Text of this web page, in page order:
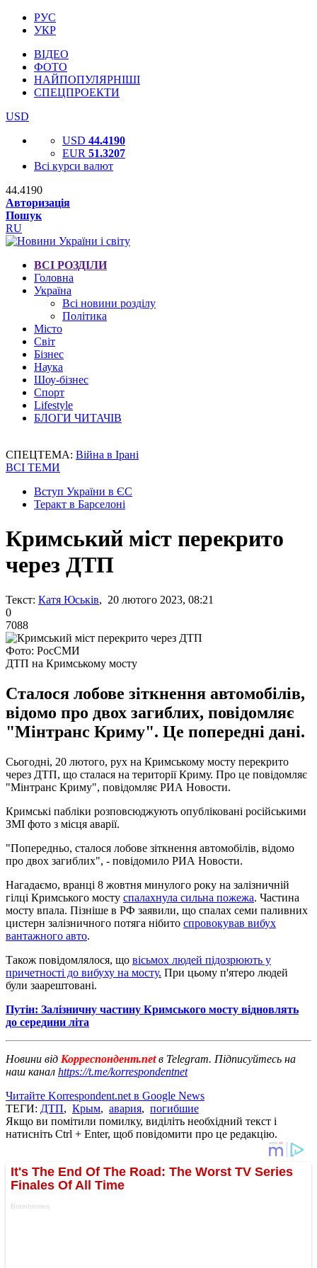
РУС
УКР
ВІДЕО
ФОТО
НАЙПОПУЛЯРНІШІ
СПЕЦПРОЕКТИ
USD
USD 44.4190
EUR 51.3207
Всі курси валют
44.4190
Авторизація
Пошук
RU
ВСІ РОЗДІЛИ
Головна
Україна
Всі новини розділу
Політика
Місто
Світ
Бізнес
Наука
Шоу-бізнес
Спорт
Lifestyle
БЛОГИ ЧИТАЧІВ
СПЕЦТЕМА: Війна в Ірані
ВСІ ТЕМИ
Вступ України в ЄС
Теракт в Барселоні
Кримський міст перекрито
через ДТП
Текст: Катя Юськів, 20 лютого 2023, 08:21
0
7088
Фото: РосСМИ
ДТП на Кримському мосту
Сталося лобове зіткнення автомобілів,
відомо про двох загиблих, повідомляє
"Мінтранс Криму". Це попередні дані.
Сьогодні, 20 лютого, рух на Кримському мосту перекрито
через ДТП, що сталася на території Криму. Про це повідомляє
"Мінтранс Криму", повідомляє РИА Новости.
Кримські пабліки розповсюджують опубліковані російськими
ЗМІ фото з місця аварії.
"Попередньо, сталося лобове зіткнення автомобілів, відомо
про двох загиблих", - повідомило РИА Новости.
Нагадаємо, вранці 8 жовтня минулого року на залізничній
гілці Кримського мосту спалахнула сильна пожежа. Частина
мосту впала. Пізніше в РФ заявили, що спалах семи паливних
цистерн залізничного потяга нібито спровокував вибух
вантажного авто.
Також повідомлялося, що вісьмох людей підозрюють у
причетності до вибуху на мосту. При цьому п'ятеро людей
були заарештовані.
Путін: Залізничну частину Кримського мосту відновлять
до середини літа
Новини від Корреспондент.netв Telegram. Підписуйтесь на
наш канал https://t.me/korrespondentnet
Читайте Korrespondent.net в Google News
ТЕГИ: ДТП, Крым, авария, погибшие
Якщо ви помітили помилку, виділіть необхідний текст і
натисніть Ctrl + Enter, щоб повідомити про це редакцію.